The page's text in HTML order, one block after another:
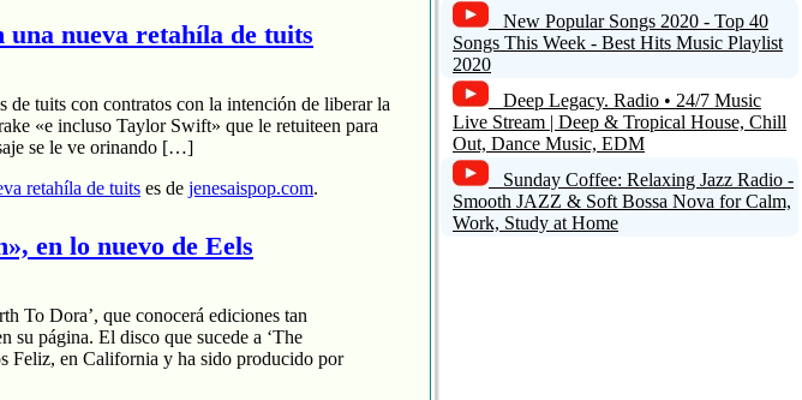
una nueva retahíla de tuits
de tuits con contratos con la intención de liberar la
«e incluso Taylor Swift» que le retuiteen para
se le ve orinando […]
retahíla de tuits es de jenesaispop.com.
en lo nuevo de Eels
To Dora’, que conocerá ediciones tan
su página. El disco que sucede a ‘The
Feliz, en California y ha sido producido por
New Popular Songs 2020 - Top 40
Songs This Week - Best Hits Music Playlist
2020
Deep Legacy. Radio • 24/7 Music
Live Stream | Deep & Tropical House, Chill
Out, Dance Music, EDM
Sunday Coffee: Relaxing Jazz Radio -
Smooth JAZZ & Soft Bossa Nova for Calm,
Work, Study at Home